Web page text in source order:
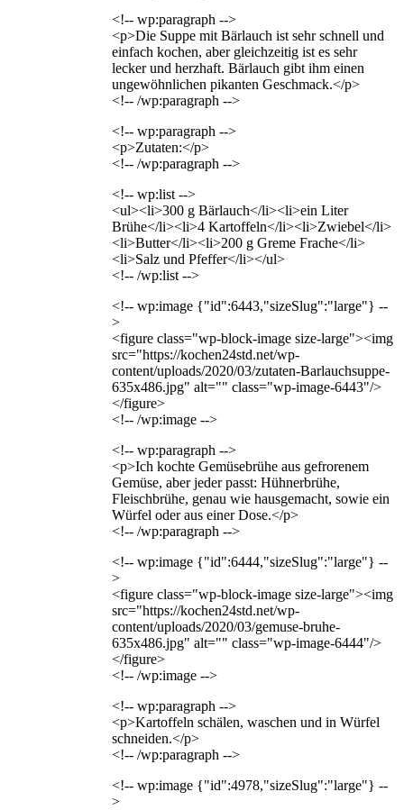
<!-- wp:paragraph -->
<p>Die Suppe mit Bärlauch ist sehr schnell und
einfach kochen, aber gleichzeitig ist es sehr
lecker und herzhaft. Bärlauch gibt ihm einen
ungewöhnlichen pikanten Geschmack.</p>
<!-- /wp:paragraph -->
<!-- wp:paragraph -->
<p>Zutaten:</p>
<!-- /wp:paragraph -->
<!-- wp:list -->
<ul><li>300 g Bärlauch</li><li>ein Liter
Brühe</li><li>4 Kartoffeln</li><li>Zwiebel</li>
<li>Butter</li><li>200 g Greme Frache</li>
<li>Salz und Pfeffer</li></ul>
<!-- /wp:list -->
<!-- wp:image {"id":6443,"sizeSlug":"large"} --
>
<figure class="wp-block-image size-large"><img
src="https://kochen24std.net/wp-
content/uploads/2020/03/zutaten-Barlauchsuppe-
635x486.jpg" alt="" class="wp-image-6443"/>
</figure>
<!-- /wp:image -->
<!-- wp:paragraph -->
<p>Ich kochte Gemüsebrühe aus gefrorenem
Gemüse, aber jeder passt: Hühnerbrühe,
Fleischbrühe, genau wie hausgemacht, sowie ein
Würfel oder aus einer Dose.</p>
<!-- /wp:paragraph -->
<!-- wp:image {"id":6444,"sizeSlug":"large"} --
>
<figure class="wp-block-image size-large"><img
src="https://kochen24std.net/wp-
content/uploads/2020/03/gemuse-bruhe-
635x486.jpg" alt="" class="wp-image-6444"/>
</figure>
<!-- /wp:image -->
<!-- wp:paragraph -->
<p>Kartoffeln schälen, waschen und in Würfel
schneiden.</p>
<!-- /wp:paragraph -->
<!-- wp:image {"id":4978,"sizeSlug":"large"} --
>